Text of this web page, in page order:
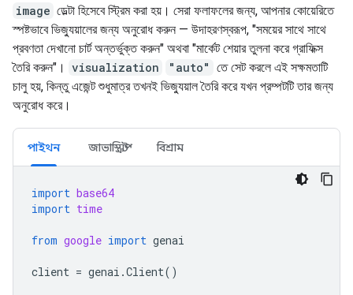
image ডেল্টা হিসেবে স্ট্রিম করা হয়। সেরা ফলাফলের জন্য, আপনার কোয়েরিতে
স্পষ্টভাবে ভিজ্যুয়ালের জন্য অনুরোধ করুন — উদাহরণস্বরূপ, "সময়ের সাথে সাথে
প্রবণতা দেখানো চার্ট অন্তর্ভুক্ত করুন" অথবা "মার্কেট শেয়ার তুলনা করে গ্রাফিক্স
তৈরি করুন"।
visualization "auto" তে সেট করলে এই সক্ষমতাটি
চালু হয়, কিন্তু এজেন্ট শুধুমাত্র তখনই ভিজ্যুয়াল তৈরি করে যখন প্রম্পটটি তার জন্য
অনুরোধ করে।
পাইথন জাভাস্ক্রিপ্ট বিশ্রাম
import base64
import time
from google import genai
client = genai .Client()